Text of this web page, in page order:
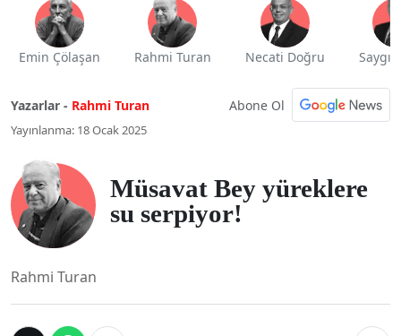
Emin Çölaşan Rahmi Turan Necati Doğru Saygı
Yazarlar - Rahmi Turan Abone Ol
Yayınlanma: 18 Ocak 2025
Müsavat Bey yüreklere
su serpiyor!
Rahmi Turan